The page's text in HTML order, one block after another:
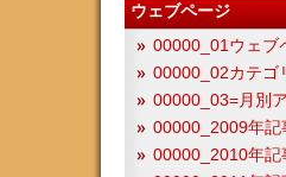
ウェブページ
00000_01ウェブ
00000_02カテゴ
00000_03=月別
00000_2009年記
00000_2010年記